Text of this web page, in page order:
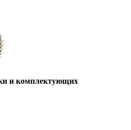
и комплектующих